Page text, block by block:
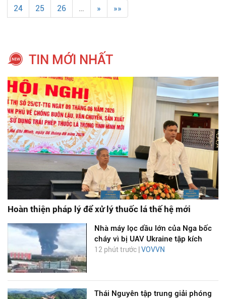
24 25 26 … » »»
TIN MỚI NHẤT
Hoàn thiện pháp lý để xử lý thuốc lá thế hệ mới
Nhà máy lọc dầu lớn của Nga bốc
cháy vì bị UAV Ukraine tập kích
12 phút trước | VOVVN
Thái Nguyên tập trung giải phóng